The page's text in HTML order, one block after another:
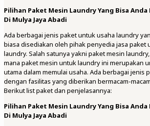
Pilihan Paket Mesin Laundry Yang Bisa Anda
Di Mulya Jaya Abadi
Ada berbagai jenis paket untuk usaha laundry
biasa disediakan oleh pihak penyedia jasa paket
laundry. Salah satunya yakni paket mesin
mana paket mesin untuk laundry ini merupakan
utama dalam memulai usaha. Ada berbagai jenis
dengan fasilitas yang diberikan bermacam-
Berikut list paket dan penjelasannya:
Pilihan Paket Mesin Laundry Yang Bisa Anda
Di Mulya Jaya Abadi